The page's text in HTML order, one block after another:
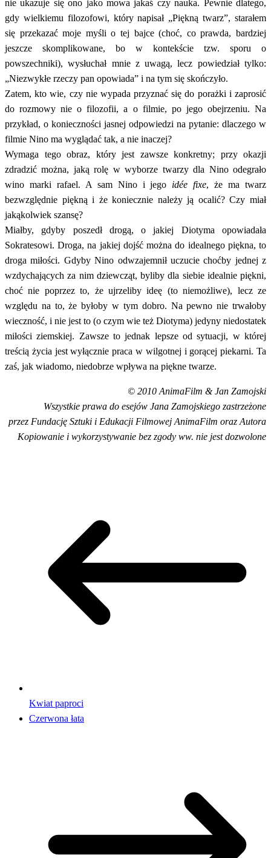
nie ukazuje się ono jako mowa jakaś czy nauka. Pewnie dlatego,
gdy wielkiemu filozofowi, który napisał „Piękną twarz”, starałem
się przekazać moje myśli o tej bajce (choć, co prawda, bardziej
jeszcze skomplikowane, bo w kontekście tzw. sporu o
powszechniki), wysłuchał mnie z uwagą, lecz powiedział tylko:
„Niezwykłe rzeczy pan opowiada” i na tym się skończyło.
Zatem, kto wie, czy nie wypada przyznać się do porażki i zaprosić
do rozmowy nie o filozofii, a o filmie, po jego obejrzeniu. Na
przykład, o konieczności jasnej odpowiedzi na pytanie: dlaczego w
filmie Nino ma wyglądać tak, a nie inaczej?
Wymaga tego obraz, który jest zawsze konkretny; przy okazji
zdradzić można, jaką rolę w wyborze twarzy dla Nino odegrało
wino marki rafael. A sam Nino i jego idée fixe, że ma twarz
bezwzględnie piękną i że koniecznie należy ją ocalić? Czy miał
jakąkolwiek szansę?
Miałby, gdyby poszedł drogą, o jakiej Diotyma opowiadała
Sokratesowi. Droga, na jakiej dojść można do idealnego piękna, to
droga miłości. Gdyby Nino odwzajemnił uczucie choćby jednej z
wzdychających za nim dziewcząt, byliby dla siebie idealnie piękni,
choć nie poprzez to, że ujrzeliby ideę (to niemożliwe), lecz ze
względu na to, że byłoby w tym dobro. Na pewno nie trwałoby
wieczność, i nie jest to (o czym wie też Diotyma) jedyny niedostatek
miłości ziemskiej. Zawsze to jednak lepsze od sytuacji, w której
treścią życia jest wyłącznie praca w wilgotnej i gorącej piekarni. Ta
zaś, jak wiadomo, niedobrze wpływa na piękne twarze.
© 2010 AnimaFilm & Jan Zamojski
Wszystkie prawa do esejów Jana Zamojskiego zastrzeżone
przez Fundację Sztuki i Edukacji Filmowej AnimaFilm oraz Autora
Kopiowanie i wykorzystywanie bez zgody ww. nie jest dozwolone
Kwiat paproci
Czerwona łata